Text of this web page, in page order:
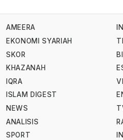
AMEERA
EKONOMI SYARIAH
SKOR
KHAZANAH
IQRA
ISLAM DIGEST
NEWS
ANALISIS
SPORT